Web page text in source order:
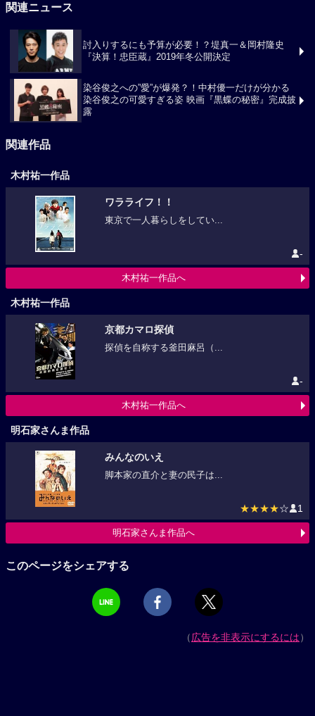
関連ニュース
討入りするにも予算が必要！？堤真一＆岡村隆史
『決算！忠臣蔵』2019年冬公開決定
染谷俊之への”愛”が爆発？！中村優一だけが分かる
染谷俊之の可愛すぎる姿 映画『黒蝶の秘密』完成披
露
関連作品
木村祐一作品
ワラライフ！！
東京で一人暮らしをしてい...
-
木村祐一作品へ
木村祐一作品
京都カマロ探偵
探偵を自称する釜田麻呂（...
-
木村祐一作品へ
明石家さんま作品
みんなのいえ
脚本家の直介と妻の民子は...
★★★★☆ 1
明石家さんま作品へ
このページをシェアする
（広告を非表示にするには）